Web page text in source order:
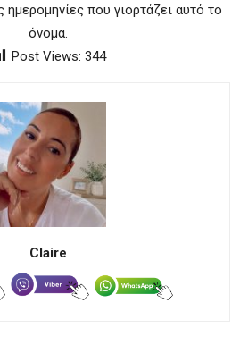
που γιορτάζει αυτό το
όνομα.
Post Views: 344
Claire